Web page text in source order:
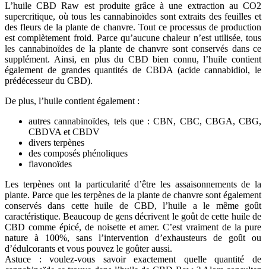
L’huile CBD Raw est produite grâce à une extraction au CO2
supercritique, où tous les cannabinoïdes sont extraits des feuilles et
des fleurs de la plante de chanvre. Tout ce processus de production
est complètement froid. Parce qu’aucune chaleur n’est utilisée, tous
les cannabinoïdes de la plante de chanvre sont conservés dans ce
supplément. Ainsi, en plus du CBD bien connu, l’huile contient
également de grandes quantités de CBDA (acide cannabidiol, le
prédécesseur du CBD).
De plus, l’huile contient également :
autres cannabinoïdes, tels que : CBN, CBC, CBGA, CBG,
CBDVA et CBDV
divers terpènes
des composés phénoliques
flavonoïdes
Les terpènes ont la particularité d’être les assaisonnements de la
plante. Parce que les terpènes de la plante de chanvre sont également
conservés dans cette huile de CBD, l’huile a le même goût
caractéristique. Beaucoup de gens décrivent le goût de cette huile de
CBD comme épicé, de noisette et amer. C’est vraiment de la pure
nature à 100%, sans l’intervention d’exhausteurs de goût ou
d’édulcorants et vous pouvez le goûter aussi.
Astuce : voulez-vous savoir exactement quelle quantité de